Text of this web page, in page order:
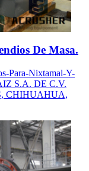
De Masa.
Para-Nixtamal-Y-
S.A. DE C.V.
CHIHUAHUA,